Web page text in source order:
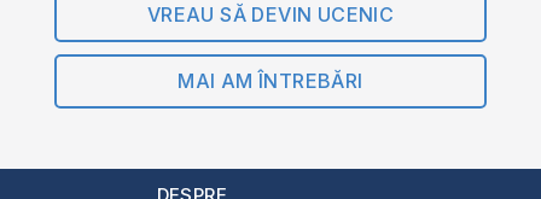
VREAU SĂ DEVIN UCENIC
MAI AM ÎNTREBĂRI
DESPRE